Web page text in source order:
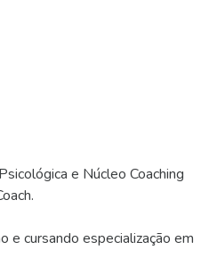
e Núcleo Coaching
e cursando especialização em